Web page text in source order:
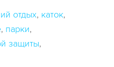
отдых каток
парки
защиты